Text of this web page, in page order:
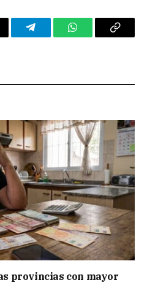
TelegramWhatsAppCopy
provincias con mayor